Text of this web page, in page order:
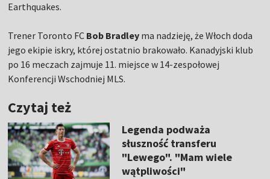
Earthquakes.
Trener Toronto FC Bob Bradley ma nadzieję, że Włoch doda
jego ekipie iskry, której ostatnio brakowało. Kanadyjski klub
po 16 meczach zajmuje 11. miejsce w 14-zespołowej
Konferencji Wschodniej MLS.
Czytaj też
Legenda podważa
słuszność transferu
"Lewego". "Mam wiele
wątpliwości"